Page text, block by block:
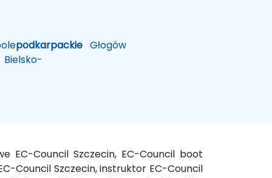
podkarpackie Głogów
Bielsko-
EC-Council Szczecin, EC-Council boot
Council Szczecin, instruktor EC-Council